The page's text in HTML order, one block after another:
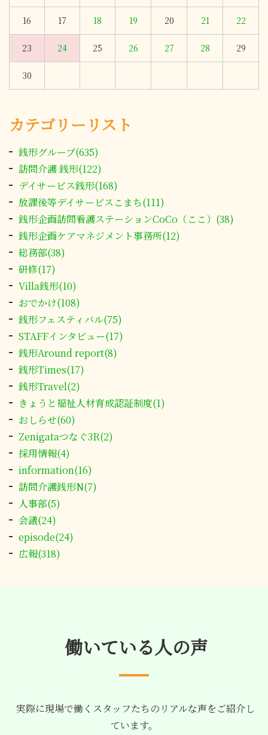
16 17 18 19 20 21 22
23 24 25 26 27 28 29
30
カテゴリーリスト
銭形グループ(635)
訪問介護 銭形(122)
デイサービス銭形(168)
放課後等デイサービスこまち(111)
銭形企画訪問看護ステーションCoCo（ここ）(38)
銭形企画ケアマネジメント事務所(12)
総務部(38)
研修(17)
Villa銭形(10)
おでかけ(108)
銭形フェスティバル(75)
STAFFインタビュー(17)
銭形Around report(8)
銭形Times(17)
銭形Travel(2)
きょうと福祉人材育成認証制度(1)
おしらせ(60)
Zenigataつなぐ3R(2)
採用情報(4)
information(16)
訪問介護銭形N(7)
人事部(5)
会議(24)
episode(24)
広報(318)
働いている人の声
実際に現場で働くスタッフたちのリアルな声をご紹介し
ています。